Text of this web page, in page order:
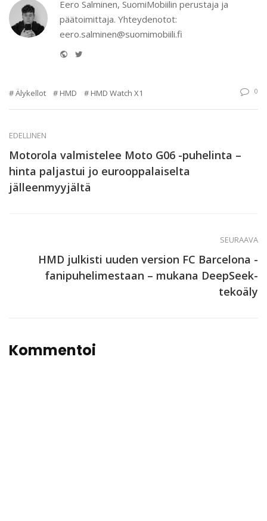
Eero Salminen, SuomiMobiilin perustaja ja
päätoimittaja. Yhteydenotot:
eero.salminen@suomimobiili.fi
Website
Älykellot HMD HMD Watch X1 0
EDELLINEN
Motorola valmistelee Moto G06 -puhelinta –
hinta paljastui jo eurooppalaiselta
jälleenmyyjältä
SEURAAVA
HMD julkisti uuden version FC Barcelona -
fanipuhelimestaan – mukana DeepSeek-
tekoäly
Kommentoi